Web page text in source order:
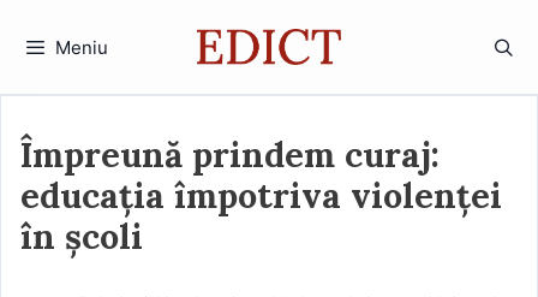
Meniu
Împreună prindem curaj:
educația împotriva violenței
în școli